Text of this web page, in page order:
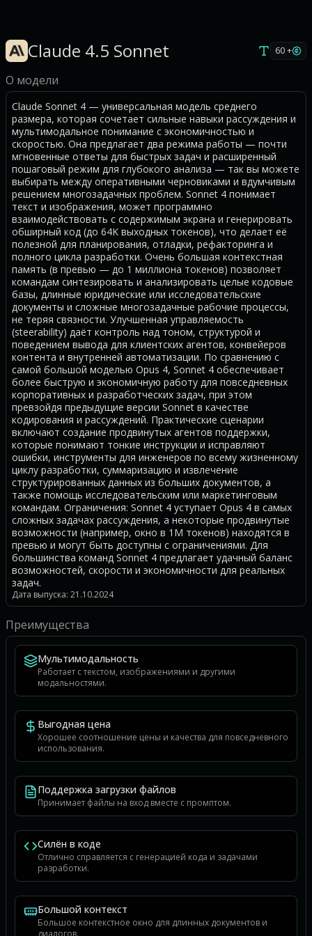
Claude 4.5 Sonnet 60 +
О модели
Claude Sonnet 4 — универсальная модель среднего
размера, которая сочетает сильные навыки рассуждения и
мультимодальное понимание с экономичностью и
скоростью. Она предлагает два режима работы — почти
мгновенные ответы для быстрых задач и расширенный
пошаговый режим для глубокого анализа — так вы можете
выбирать между оперативными черновиками и вдумчивым
решением многозадачных проблем. Sonnet 4 понимает
текст и изображения, может программно
взаимодействовать с содержимым экрана и генерировать
обширный код (до 64K выходных токенов), что делает её
полезной для планирования, отладки, рефакторинга и
полного цикла разработки. Очень большая контекстная
память (в превью — до 1 миллиона токенов) позволяет
командам синтезировать и анализировать целые кодовые
базы, длинные юридические или исследовательские
документы и сложные многозадачные рабочие процессы,
не теряя связности. Улучшенная управляемость
(steerability) даёт контроль над тоном, структурой и
поведением вывода для клиентских агентов, конвейеров
контента и внутренней автоматизации. По сравнению с
самой большой моделью Opus 4, Sonnet 4 обеспечивает
более быструю и экономичную работу для повседневных
корпоративных и разработческих задач, при этом
превзойдя предыдущие версии Sonnet в качестве
кодирования и рассуждений. Практические сценарии
включают создание продвинутых агентoв поддержки,
которые понимают тонкие инструкции и исправляют
ошибки, инструменты для инженеров по всему жизненному
циклу разработки, суммаризацию и извлечение
структурированных данных из больших документов, а
также помощь исследовательским или маркетинговым
командам. Ограничения: Sonnet 4 уступает Opus 4 в самых
сложных задачах рассуждения, а некоторые продвинутые
возможности (например, окно в 1M токенов) находятся в
превью и могут быть доступны с ограничениями. Для
большинства команд Sonnet 4 предлагает удачный баланс
возможностей, скорости и экономичности для реальных
задач.
Дата выпуска: 21.10.2024
Преимущества
Мультимодальность
Работает с текстом, изображениями и другими
модальностями.
Выгодная цена
Хорошее соотношение цены и качества для повседневного
использования.
Поддержка загрузки файлов
Принимает файлы на вход вместе с промптом.
Силён в коде
Отлично справляется с генерацией кода и задачами
разработки.
Большой контекст
Большое контекстное окно для длинных документов и
диалогов.